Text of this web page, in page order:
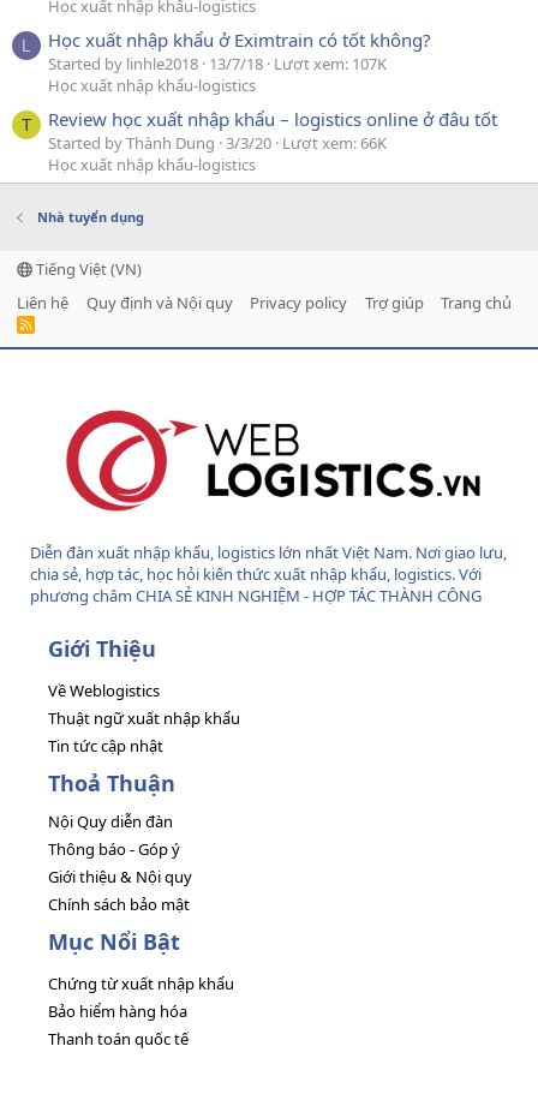
Học xuất nhập khẩu-logistics
L Học xuất nhập khẩu ở Eximtrain có tốt không?
Started by linhle2018 13/7/18 Lượt xem: 107K
Học xuất nhập khẩu-logistics
T Review học xuất nhập khẩu – logistics online ở đâu tốt
Started by Thành Dung 3/3/20 Lượt xem: 66K
Học xuất nhập khẩu-logistics
Nhà tuyển dụng
Tiếng Việt (VN)
Liên hệ
Quy định và Nội quy Privacy policy Trợ giúp Trang chủ
R
Diễn đàn xuất nhập khẩu, logistics lớn nhất Việt Nam. Nơi giao lưu,
chia sẻ, hợp tác, học hỏi kiến thức xuất nhập khẩu, logistics. Với
phương châm CHIA SẺ KINH NGHIỆM - HỢP TÁC THÀNH CÔNG
Giới Thiệu
Về Weblogistics
Thuật ngữ xuất nhập khẩu
Tin tức cập nhật
Thoả Thuận
Nội Quy diễn đàn
Thông báo - Góp ý
Giới thiệu & Nội quy
Chính sách bảo mật
Mục Nổi Bật
Chứng từ xuất nhập khẩu
Bảo hiểm hàng hóa
Thanh toán quốc tế